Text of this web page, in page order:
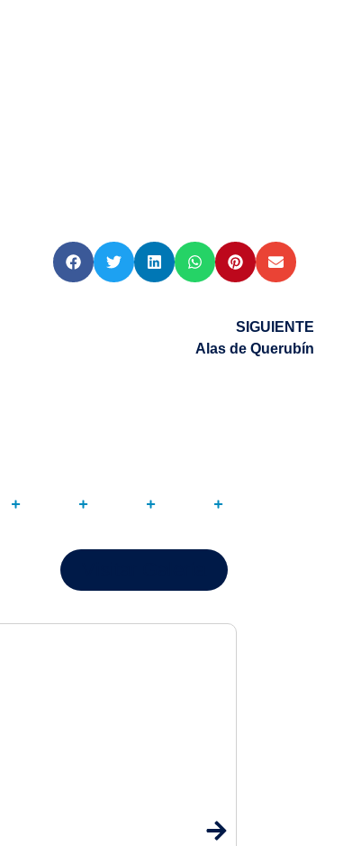
SIGUIENTE
Alas de Querubín